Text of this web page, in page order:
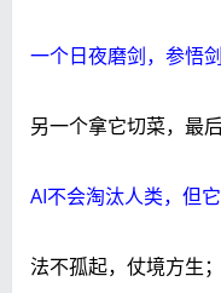
一个日夜磨剑，参悟
另一个拿它切菜，最
AI不会淘汰人类，但
法不孤起，仗境方生